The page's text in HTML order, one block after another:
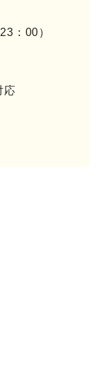
：00）
応